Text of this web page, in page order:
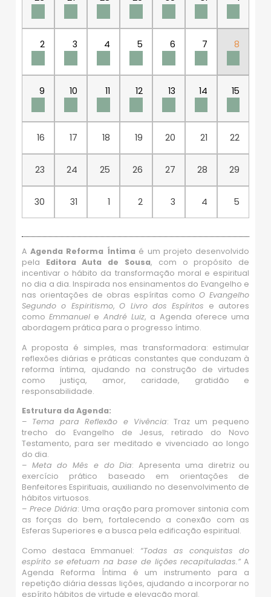
2 3 4 5 6 7 8
9 10 11 12 13 14 15
16 17 18 19 20 21 22
23 24 25 26 27 28 29
30 31 1 2 3 4 5
AAgenda Reforma Íntima é um projeto desenvolvido
pela Editora Auta de Sousa, com o propósito de
incentivar o hábito da transformação moral e espiritual
no dia a dia. Inspirada nos ensinamentos do Evangelho e
nas orientações de obras espíritas comoO Evangelho
Segundo o Espiritismo,O Livro dos Espíritos e autores
comoEmmanuel e André Luiz, a Agenda oferece uma
abordagem prática para o progresso íntimo.
A proposta é simples, mas transformadora: estimular
reflexões diárias e práticas constantes que conduzam à
reforma íntima, ajudando na construção de virtudes
como justiça, amor, caridade, gratidão e
responsabilidade.
Estrutura da Agenda:
– Tema para Reflexão e Vivência: Traz um pequeno
trecho do Evangelho de Jesus, retirado do Novo
Testamento, para ser meditado e vivenciado ao longo
do dia.
– Meta do Mês e do Dia: Apresenta uma diretriz ou
exercício prático baseado em orientações de
Benfeitores Espirituais, auxiliando no desenvolvimento de
hábitos virtuosos.
– Prece Diária: Uma oração para promover sintonia com
as forças do bem, fortalecendo a conexão com as
Esferas Superiores e a busca pela edificação espiritual.
Como destaca Emmanuel: “Todas as conquistas do
espírito se efetuam na base de lições recapituladas.”A
Agenda Reforma Íntima é um instrumento para a
repetição diária dessas lições, ajudando a incorporar no
espírito hábitos de virtude e elevação moral.